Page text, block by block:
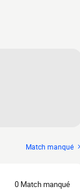
Match manqué
0 Match manqué